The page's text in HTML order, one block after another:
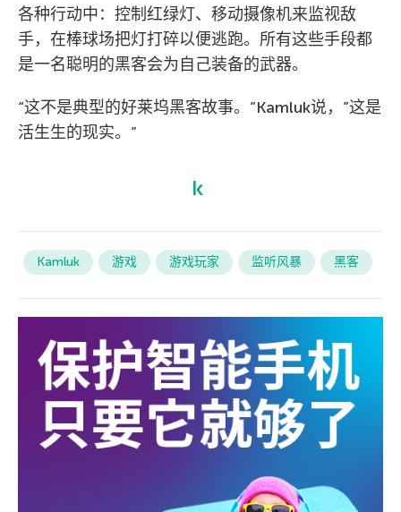
各种行动中：控制红绿灯、移动摄像机来监视敌
手，在棒球场把灯打碎以便逃跑。所有这些手段都
是一名聪明的黑客会为自己装备的武器。
“这不是典型的好莱坞黑客故事。”Kamluk说，”这是
活生生的现实。”
Kamluk 游戏 游戏玩家 监听风暴 黑客